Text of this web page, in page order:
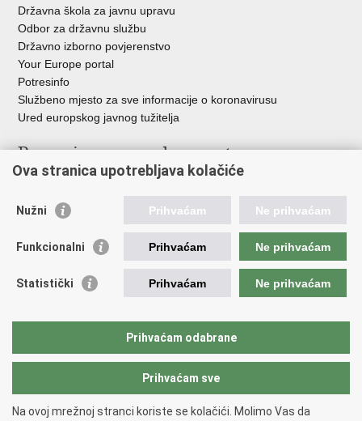
Državna škola za javnu upravu
Odbor za državnu službu
Državno izborno povjerenstvo
Your Europe portal
Potresinfo
Službeno mjesto za sve informacije o koronavirusu
Ured europskog javnog tužitelja
Poveznice pravosudnog sustava
Državno odvjetništvo
Ured za suzbijanje korupcije i organiziranog kriminaliteta
Državnoodvjetničko vijeće
Hrvatska odvjetnička komora
Europski pravosudni portal
Copyright © 2026 Ministarstvo pravosuđa, uprave i digitalne
Ova stranica upotrebljava kolačiće
Nužni Prihvaćam Ne prihvaćam
Funkcionalni Prihvaćam Ne prihvaćam
Statistički Prihvaćam Ne prihvaćam
Prihvaćam odabrane
Prihvaćam sve
Na ovoj mrežnoj stranci koriste se kolačići. Molimo Vas da